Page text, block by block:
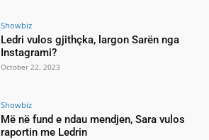
Showbiz
Ledri vulos gjithçka, largon Sarën nga
Instagrami?
October 22, 2023
Showbiz
Më në fund e ndau mendjen, Sara vulos
raportin me Ledrin